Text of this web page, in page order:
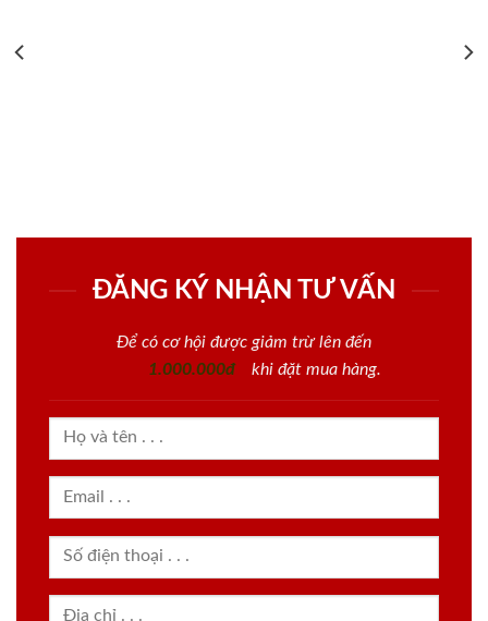
ĐĂNG KÝ NHẬN TƯ VẤN
Để có cơ hội được giảm trừ lên đến
1.000.000đ
khi đặt mua hàng.